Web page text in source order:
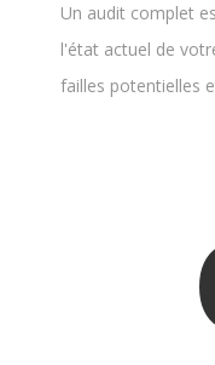
Un audit complet
l'état actuel de
failles potentielles